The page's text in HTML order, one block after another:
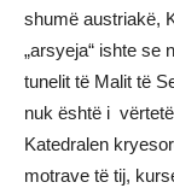
shumё austriakё,
„arsyeja“ ishte se
tunelit tё Malit tё
nuk është i
Katedralen
motrave të tij,